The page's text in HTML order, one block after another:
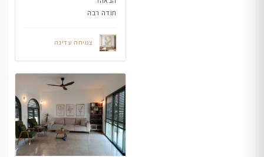
תודה רבה
צמיחה עדינה